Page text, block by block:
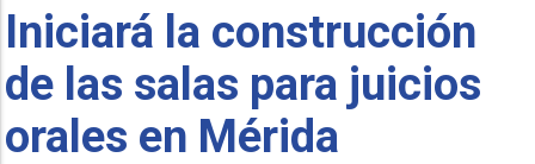
Iniciará la construcción
de las salas para juicios
orales en Mérida